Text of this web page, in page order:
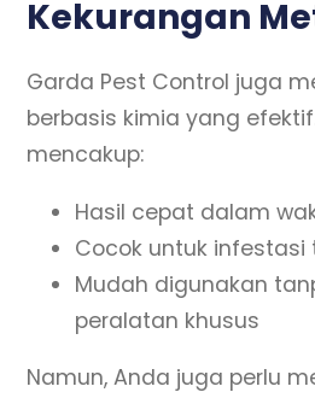
Kekurangan
Garda Pest Control juga
berbasis kimia yang
mencakup:
Hasil cepat dalam
Cocok untuk infestasi
Mudah digunakan
peralatan khusus
Namun, Anda juga perlu